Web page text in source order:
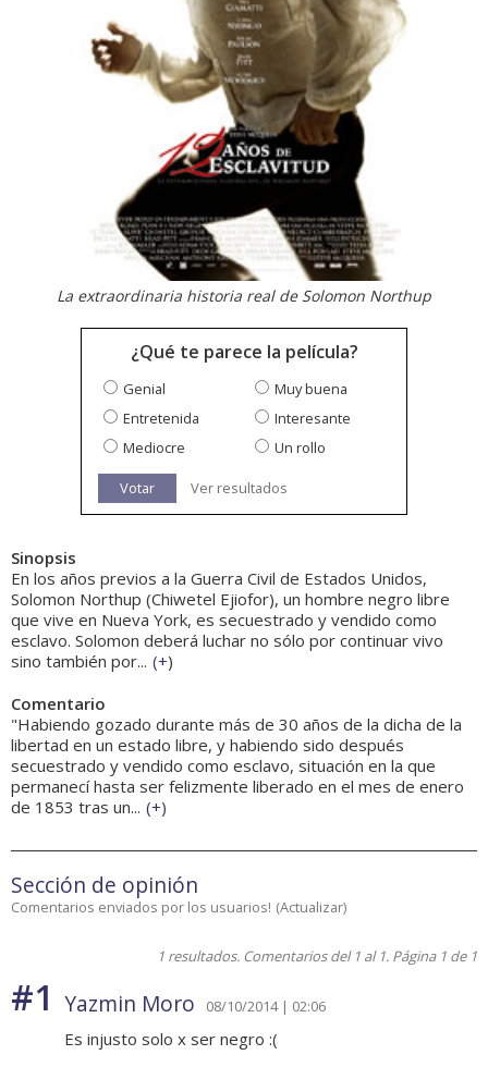
La extraordinaria historia real de Solomon Northup
¿Qué te parece la película?
Genial
Muy buena
Entretenida
Interesante
Mediocre
Un rollo
Votar Ver resultados
Sinopsis
En los años previos a la Guerra Civil de Estados Unidos,
Solomon Northup (Chiwetel Ejiofor), un hombre negro libre
que vive en Nueva York, es secuestrado y vendido como
esclavo. Solomon deberá luchar no sólo por continuar vivo
sino también por... (+)
Comentario
"Habiendo gozado durante más de 30 años de la dicha de la
libertad en un estado libre, y habiendo sido después
secuestrado y vendido como esclavo, situación en la que
permanecí hasta ser felizmente liberado en el mes de enero
de 1853 tras un... (+)
Sección de opinión
Comentarios enviados por los usuarios! (Actualizar)
1 resultados. Comentarios del 1 al 1. Página 1 de 1
#1 Yazmin Moro 08/10/2014 | 02:06
Es injusto solo x ser negro :(